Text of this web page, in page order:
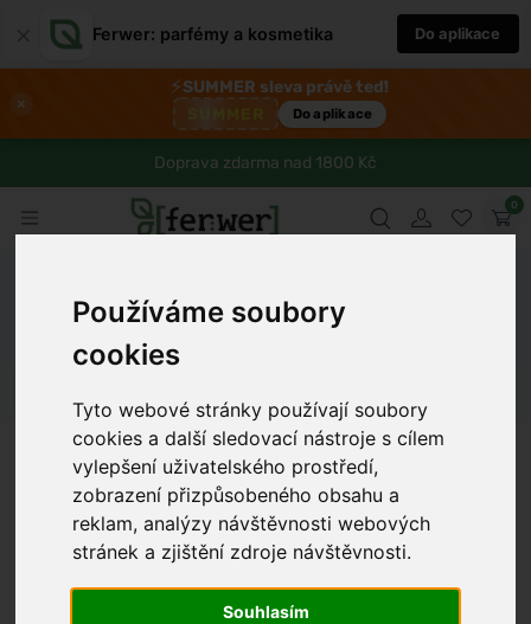
Používáme soubory
cookies
Tyto webové stránky používají soubory
cookies a další sledovací nástroje s cílem
vylepšení uživatelského prostředí,
zobrazení přizpůsobeného obsahu a
reklam, analýzy návštěvnosti webových
stránek a zjištění zdroje návštěvnosti.
Souhlasím
Ferwer: parfémy a kosmetika Do aplikace
×
⚡SUMMER sleva právě teď!
Do aplikace
Doprava zdarma nad 1800 Kč
0
strouhaného perníku
Anna Procházková 5 min 18.12.2024